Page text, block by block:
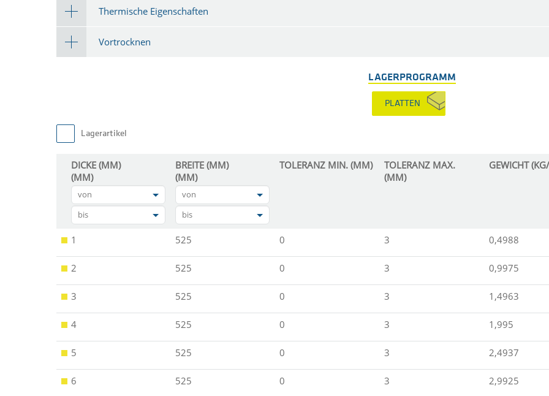
Thermische Eigenschaften
Vortrocknen
LAGERPROGRAMM
PLATTEN
Lagerartikel
DICKE (MM)
(MM)
von
bis
BREITE (MM)
(MM)
von
bis
TOLERANZ MIN. (MM)
TOLERANZ MAX.
(MM)
GEWICHT
1 525 0 3 0,4988
2 525 0 3 0,9975
3 525 0 3 1,4963
4 525 0 3 1,995
5 525 0 3 2,4937
6 525 0 3 2,9925